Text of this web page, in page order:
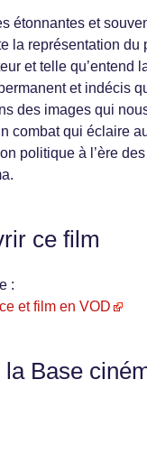
étonnantes et
la représentation du
et telle qu’entend
et indécis
des images qui
combat qui éclaire
politique à l’ère
ce film
:
et film en VOD
Base